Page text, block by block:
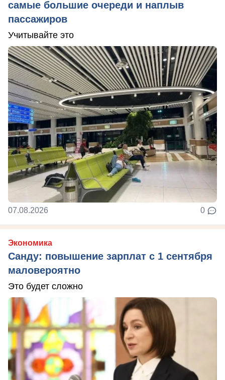
самые большие очереди и наплыв
пассажиров
Учитывайте это
07.08.2026 0
Экономика
Санду: повышение зарплат с 1 сентября
маловероятно
Это будет сложно